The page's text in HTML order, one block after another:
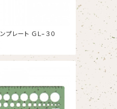
バンコ テンプレート ＧＬ−３０